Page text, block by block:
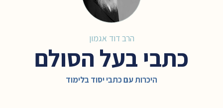
הרב דוד אגמון
כתבי בעל הסולם
היכרות עם כתבי יסוד בלימוד